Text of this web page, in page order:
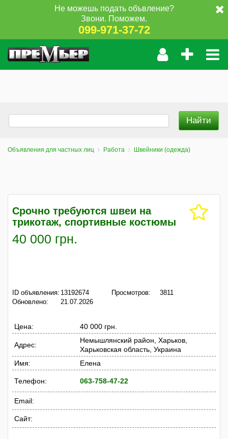
Не можешь подать объвление?
Звони. Поможем.
099-971-37-72
Объявления для частных лиц Работа Швейники (одежда)
Срочно требуются швеи на
трикотаж, спортивные костюмы
40 000 грн.
ID объявления: 13192674
Обновлено:
21.07.2026
Просмотров: 3811
Цена: 40 000 грн.
Адрес:
Немышлянский район, Харьков,
Харьковская область, Украина
Имя:
Елена
Телефон: 063-758-47-22
Email:
Сайт: